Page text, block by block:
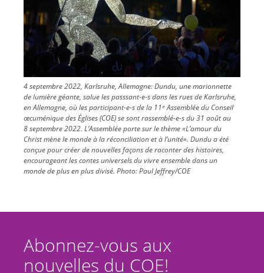
4 septembre 2022, Karlsruhe, Allemagne: Dundu, une marionnette
de lumière géante, salue les passsant-e-s dans les rues de Karlsruhe,
en Allemagne, où les participant-e-s de la 11ᵉ Assemblée du Conseil
œcuménique des Églises (COE) se sont rassemblé-e-s du 31 août au
8 septembre 2022. L’Assemblée porte sur le thème «L’amour du
Christ mène le monde à la réconciliation et à l’unité». Dundu a été
conçue pour créer de nouvelles façons de raconter des histoires,
encourageant les contes universels du vivre ensemble dans un
monde de plus en plus divisé. Photo:Paul Jeffrey/COE
Abonnez-vous aux
nouvelles du COE!